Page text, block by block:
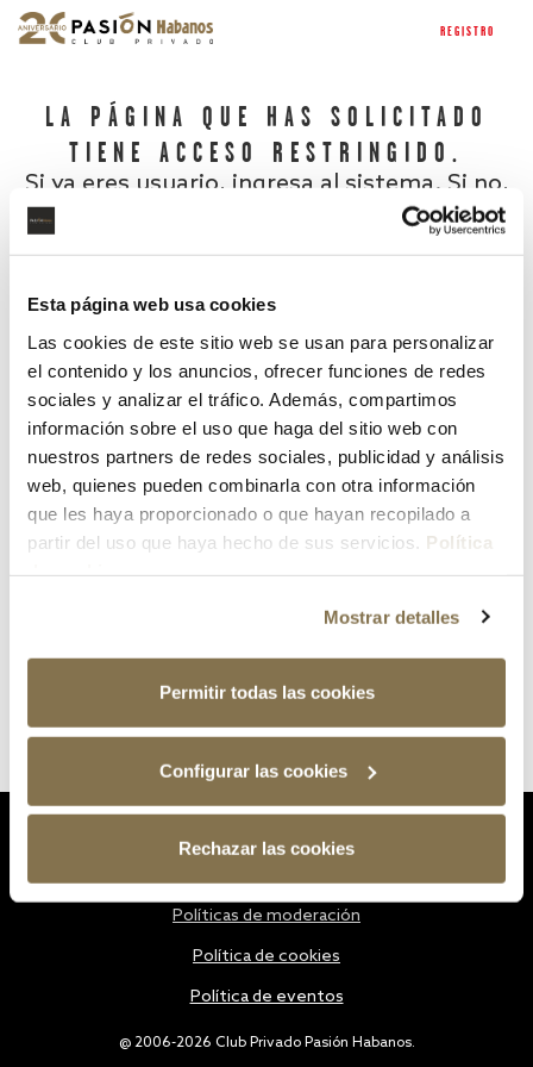
Esta página web usa cookies
Las cookies de este sitio web se usan para personalizar
el contenido y los anuncios, ofrecer funciones de redes
sociales y analizar el tráfico. Además, compartimos
información sobre el uso que haga del sitio web con
nuestros partners de redes sociales, publicidad y análisis
web, quienes pueden combinarla con otra información
que les haya proporcionado o que hayan recopilado a
partir del uso que haya hecho de sus servicios. Política
Mostrar detalles
Permitir todas las cookies
Configurar las cookies
Rechazar las cookies
REGISTRO
LA PÁGINA QUE HAS SOLICITADO
TIENE ACCESO RESTRINGIDO.
Si ya eres usuario, ingresa al sistema. Si no,
¿Has olvidado tu contraseña?
@ 2006-2026 Club Privado Pasión Habanos.
Políticas de moderación
Política de cookies
Política de eventos